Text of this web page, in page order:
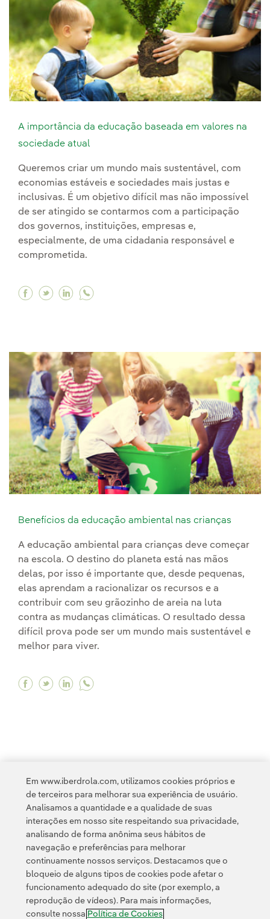
A importância da educação baseada em valores na
sociedade atual
Queremos criar um mundo mais sustentável, com
economias estáveis e sociedades mais justas e
inclusivas. É um objetivo difícil mas não impossível
de ser atingido se contarmos com a participação
dos governos, instituições, empresas e,
especialmente, de uma cidadania responsável e
comprometida.
Facebook A importância da educação
Twitter A importância da educação
Linkedin A importância da educação
Benefícios da educação ambiental nas crianças
A educação ambiental para crianças deve começar
na escola. O destino do planeta está nas mãos
delas, por isso é importante que, desde pequenas,
elas aprendam a racionalizar os recursos e a
contribuir com seu grãozinho de areia na luta
contra as mudanças climáticas. O resultado dessa
difícil prova pode ser um mundo mais sustentável e
melhor para viver.
Facebook Benefícios da educação ambiental
Twitter Benefícios da educação ambiental
Linkedin Benefícios da educação
Contato Clientes Política de Privacidade Informação legal
Transparência no uso da IA Política de cookies Configuração de cookies
Acessibilidade Canal de denúncias
Em www.iberdrola.com, utilizamos cookies próprios e
de terceiros para melhorar sua experiência de usuário.
Analisamos a quantidade e a qualidade de suas
interações em nosso site respeitando sua privacidade,
analisando de forma anônima seus hábitos de
navegação e preferências para melhorar
continuamente nossos serviços. Destacamos que o
bloqueio de alguns tipos de cookies pode afetar o
funcionamento adequado do site (por exemplo, a
reprodução de vídeos). Para mais informações,
consulte nossa Política de Cookies